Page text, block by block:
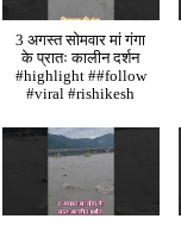
3 अगस्त सोमवार मां गंगा
के प्रातः कालीन दर्शन
#highlight ##follow
#viral #rishikesh